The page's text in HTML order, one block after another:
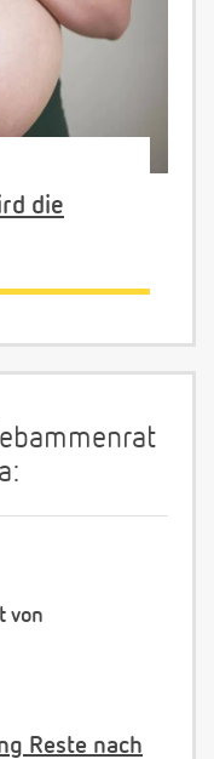
die
von
Reste nach